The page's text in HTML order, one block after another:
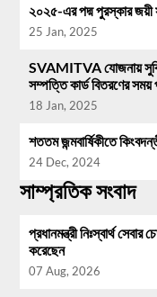
২০২৫-এর পদ্ম পুরস্কার জয়ী
25 Jan, 2025
SVAMITVA যোজনায়
সম্পত্তি কার্ড বিতরণের
18 Jan, 2025
শততম জন্মবার্ষিকীতে
24 Dec, 2024
সাম্প্রতিক সংবাদ
প্রধানমন্ত্রী নিঃস্বার্থ
করেছেন
07 Aug, 2026